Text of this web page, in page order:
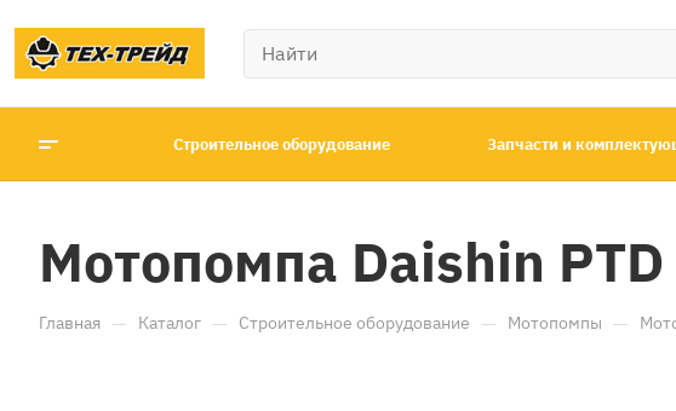
Строительное оборудование Запчасти и
Мотопомпа Daishin
Главная — Каталог — Строительное оборудование — Мотопомпы —